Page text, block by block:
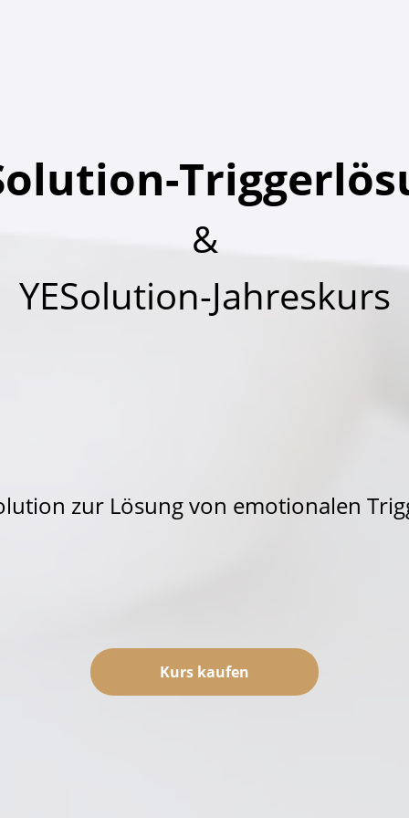
&
YESolution-Jahreskurs
zur Lösung von emotionalen
Kurs kaufen